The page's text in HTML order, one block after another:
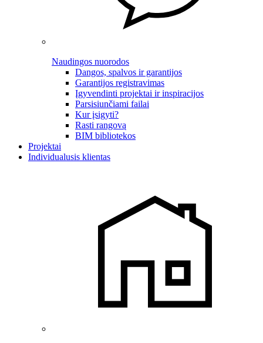
Naudingos nuorodos
Dangos, spalvos ir garantijos
Garantijos registravimas
Įgyvendinti projektai ir inspiracijos
Parsisiunčiami failai
Kur įsigyti?
Rasti rangovą
BIM bibliotekos
Projektai
Individualusis klientas